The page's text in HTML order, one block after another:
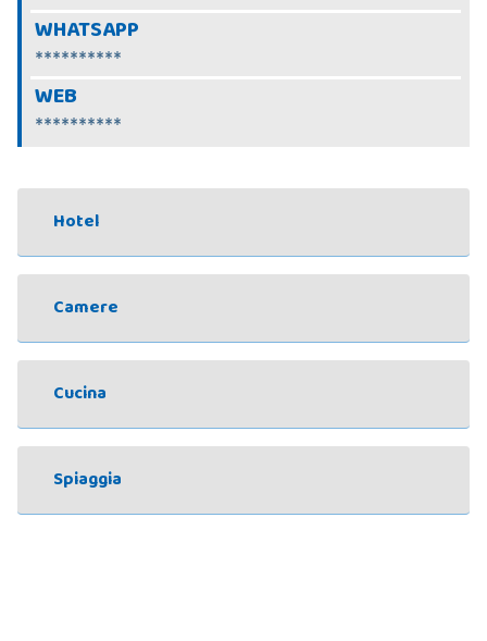
WHATSAPP
**********
WEB
**********
Hotel
Camere
Cucina
Spiaggia